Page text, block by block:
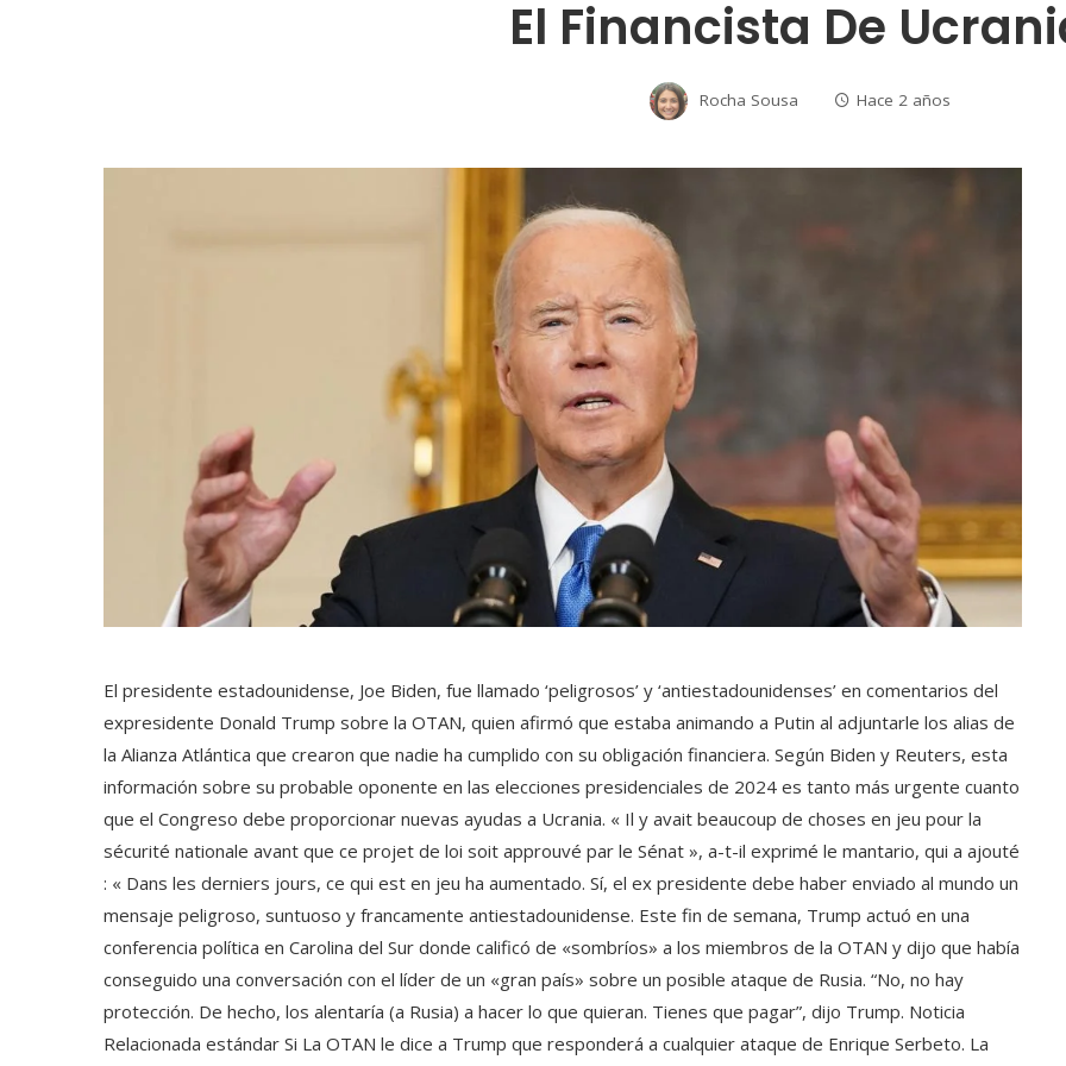
El Financista De
Rocha Sousa Hace 2 años
El presidente estadounidense, Joe Biden, fue llamado ‘peligrosos’ y ‘antiestadounidenses’ en comentarios del
expresidente Donald Trump sobre la OTAN, quien afirmó que estaba animando a Putin al adjuntarle los alias de
la Alianza Atlántica que crearon que nadie ha cumplido con su obligación financiera. Según Biden y Reuters, esta
información sobre su probable oponente en las elecciones presidenciales de 2024 es tanto más urgente cuanto
que el Congreso debe proporcionar nuevas ayudas a Ucrania. « Il y avait beaucoup de choses en jeu pour la
sécurité nationale avant que ce projet de loi soit approuvé par le Sénat », a-t-il exprimé le mantario, qui a ajouté
: « Dans les derniers jours, ce qui est en jeu ha aumentado. Sí, el ex presidente debe haber enviado al mundo un
mensaje peligroso, suntuoso y francamente antiestadounidense. Este fin de semana, Trump actuó en una
conferencia política en Carolina del Sur donde calificó de «sombríos» a los miembros de la OTAN y dijo que había
conseguido una conversación con el líder de un «gran país» sobre un posible ataque de Rusia. “No, no hay
protección. De hecho, los alentaría (a Rusia) a hacer lo que quieran. Tienes que pagar”, dijo Trump. Noticia
Relacionada estándar Si La OTAN le dice a Trump que responderá a cualquier ataque de Enrique Serbeto. La